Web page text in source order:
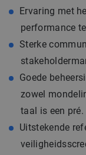
Ervaring met
performance
Sterke
Goede
zowel
taal is een pré.
Uitstekende